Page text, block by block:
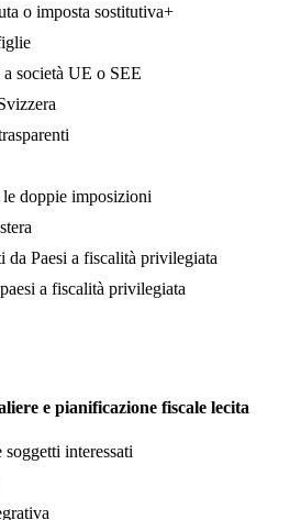
o imposta sostitutiva+
società UE o SEE
doppie imposizioni
Paesi a fiscalità privilegiata
a fiscalità privilegiata
e pianificazione fiscale lecita
interessati